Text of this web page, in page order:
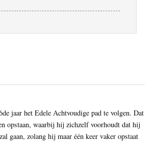
jaar het Edele Achtvoudige pad te volgen. Dat
opstaan, waarbij hij zichzelf voorhoudt dat hij
gaan, zolang hij maar één keer vaker opstaat